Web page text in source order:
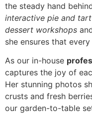
the steady hand
interactive pie and
dessert workshops
she ensures that
As our in-house
captures the joy of
Her stunning photos
crusts and fresh
our garden-to-table